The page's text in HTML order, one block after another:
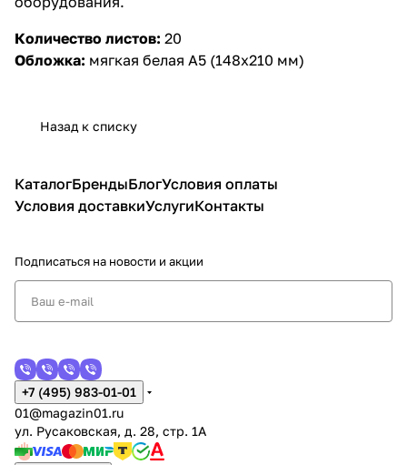
Количество листов: 20
Обложка: мягкая белая А5 (148х210 мм)
Назад к списку
КаталогБрендыБлогУсловия оплаты
Условия доставкиУслугиКонтакты
Подписаться на новости и акции
+7 (495) 983-01-01
01@magazin01.ru
ул. Русаковская, д. 28, стр. 1А